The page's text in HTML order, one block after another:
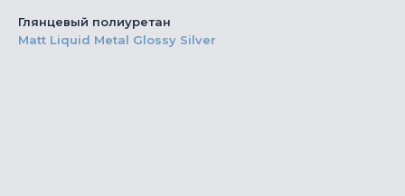
Глянцевый полиуретан
Matt Liquid Metal Glossy Silver